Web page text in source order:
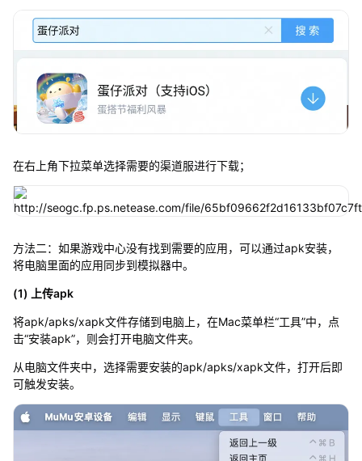
在右上角下拉菜单选择需要的渠道服进行下载；
方法二：如果游戏中心没有找到需要的应用，可以通过apk安装，
将电脑里面的应用同步到模拟器中。
(1) 上传apk
将apk/apks/xapk文件存储到电脑上，在Mac菜单栏“工具”中，点
击“安装apk”，则会打开电脑文件夹。
从电脑文件夹中，选择需要安装的apk/apks/xapk文件，打开后即
可触发安装。